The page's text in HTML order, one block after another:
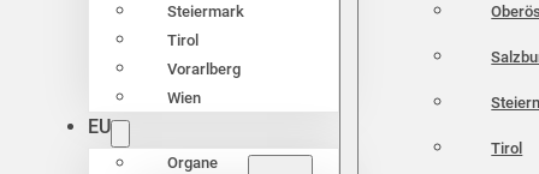
Steiermark
Tirol
Vorarlberg
Wien
EU
Organe
Tirol